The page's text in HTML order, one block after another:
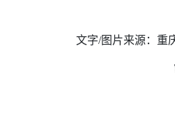
文字/图片来源 ： 重